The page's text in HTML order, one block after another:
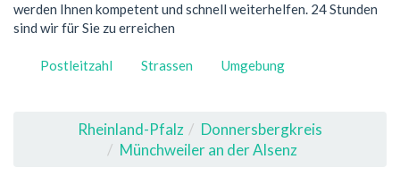
werden Ihnen kompetent und schnell weiterhelfen. 24 Stunden
sind wir für Sie zu erreichen
Postleitzahl Strassen Umgebung
Rheinland-Pfalz
Donnersbergkreis
Münchweiler an der Alsenz